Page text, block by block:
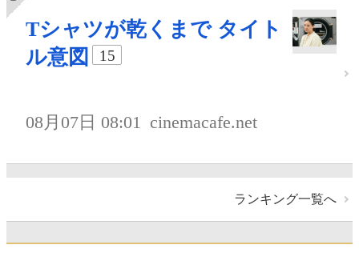
Tシャツが乾くまで タイト
ル意図
15
08月07日 08:01 cinemacafe.net
ランキング一覧へ